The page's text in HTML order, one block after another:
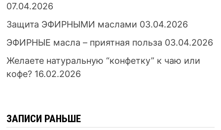
07.04.2026
Защита ЭФИРНЫМИ маслами 03.04.2026
ЭФИРНЫЕ масла – приятная польза 03.04.2026
Желаете натуральную “конфетку” к чаю или
кофе? 16.02.2026
ЗАПИСИ РАНЬШЕ